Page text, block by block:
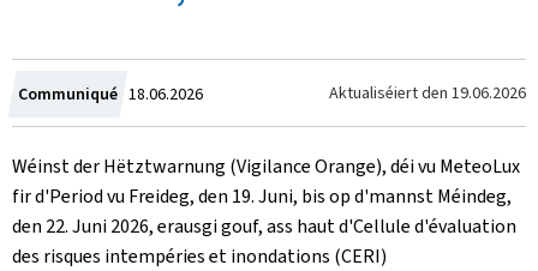
Communiqué Created
on
18.06.2026 Aktualiséiert den 19.06.2026
Wéinst der Hëtztwarnung (Vigilance Orange), déi vu MeteoLux
fir d'Period vu Freideg, den 19. Juni, bis op d'mannst Méindeg,
den 22. Juni 2026, erausgi gouf, ass haut d'Cellule d'évaluation
des risques intempéries et inondations (CERI)